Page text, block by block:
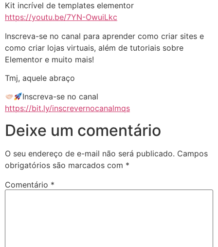
Kit incrível de templates elementor
https://youtu.be/7YN-OwuiLkc
Inscreva-se no canal para aprender como criar sites e
como criar lojas virtuais, além de tutoriais sobre
Elementor e muito mais!
Tmj, aquele abraço
Inscreva-se no canal
https://bit.ly/inscrevernocanalmqs
Deixe um comentário
O seu endereço de e-mail não será publicado. Campos
obrigatórios são marcados com *
Comentário *